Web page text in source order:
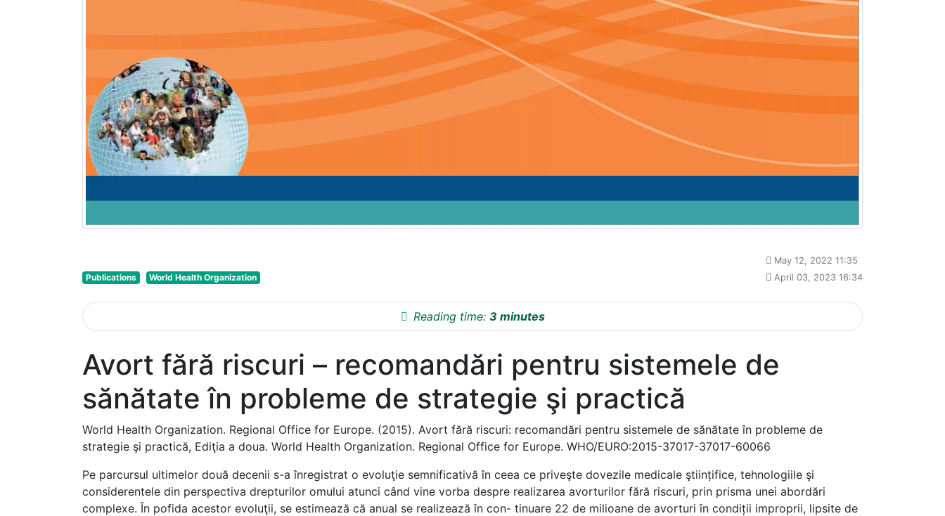
Publications World Health Organization
May 12, 2022 11:35
April 03, 2023 16:34
Reading time: 3 minutes
Avort fără riscuri – recomandări pentru sistemele de
sănătate în probleme de strategie şi practică
World Health Organization. Regional Office for Europe. (‎2015)‎. Avort fără riscuri: recomandări pentru sistemele de sănătate în probleme de
strategie şi practică, Ediţia a doua. World Health Organization. Regional Office for Europe. WHO/EURO:2015-37017-37017-60066
Pe parcursul ultimelor două decenii s-a înregistrat o evoluţie semnificativă în ceea ce priveşte dovezile medicale ştiințifice, tehnologiile şi
considerentele din perspectiva drepturilor omului atunci când vine vorba despre realizarea avorturilor fără riscuri, prin prisma unei abordări
complexe. În pofida acestor evoluţii, se estimează că anual se realizează în con- tinuare 22 de milioane de avorturi în condiții improprii, lipsite de